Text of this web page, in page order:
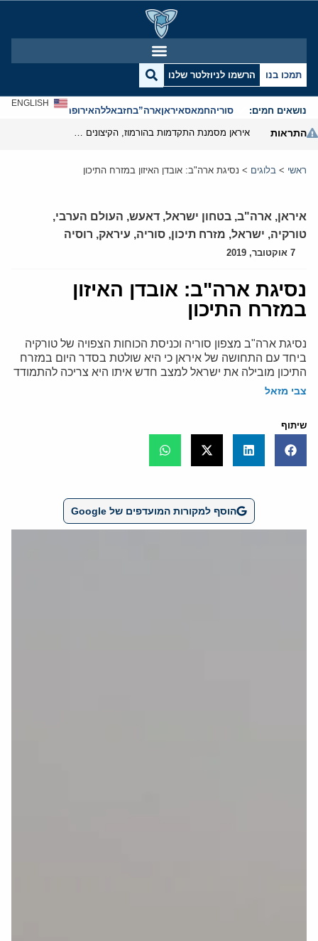
תמכו בנו הרשמו לניוזלטר שלנו
נושאים חמים: סוריהחמאסאיראןארה”בחזבאללהאירופהאנטישמיות
ENGLISH
התראות
ראשי > בלוגים > נסיגת ארה"ב: אובדן האיזון במזרח התיכון
איראן, ארה"ב, בטחון ישראל, דאעש, העולם הערבי,
טורקיה, ישראל, מזרח תיכון, סוריה, עיראק, רוסיה
7 אוקטובר, 2019
נסיגת ארה"ב: אובדן האיזון
במזרח התיכון
נסיגת ארה"ב מצפון סוריה וכניסת הכוחות הצפויה של טורקיה
ביחד עם התחושה של איראן כי היא שולטת בסדר היום במזרח
התיכון מובילה את ישראל למצב חדש איתו היא צריכה להתמודד
צבי מזאל
שיתוף
הוסף למקורות המועדפים של Google